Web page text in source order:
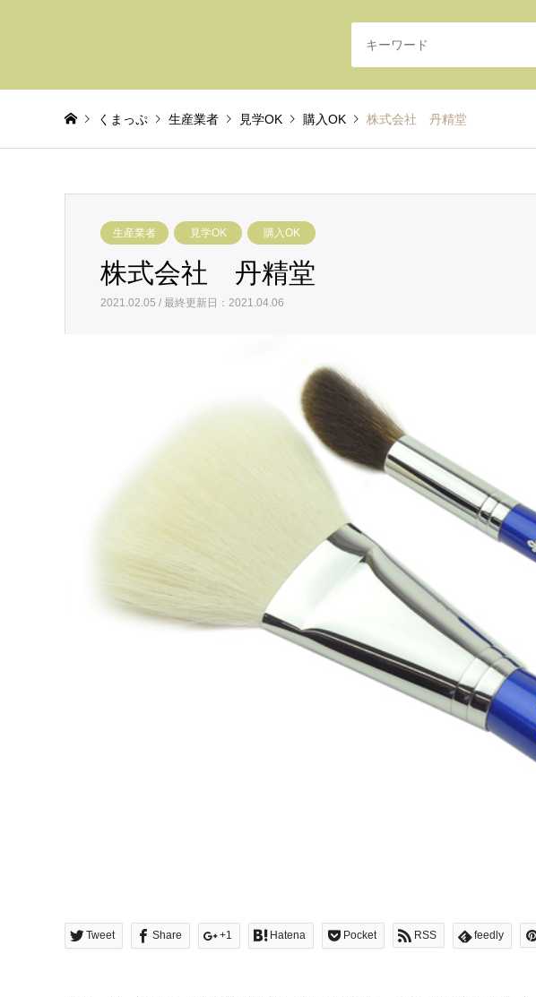
くまっぷ 生産業者 見学OK 購入OK 株式会社 丹精堂
生産業者 見学OK 購入OK
株式会社 丹精堂
2021.02.05 / 最終更新日：2021.04.06
Tweet Share +1 Hatena Pocket RSS feedly